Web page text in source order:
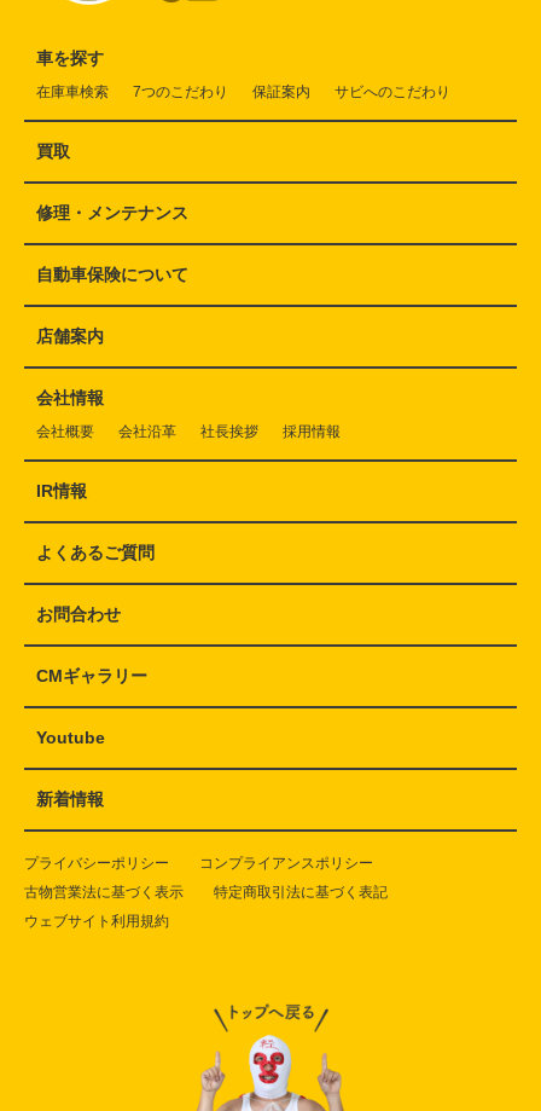
車を探す
在庫車検索 7つのこだわり 保証案内 サビへのこだわり
買取
修理・メンテナンス
自動車保険について
店舗案内
会社情報
会社概要 会社沿革 社長挨拶 採用情報
IR情報
よくあるご質問
お問合わせ
CMギャラリー
Youtube
新着情報
プライバシーポリシー
コンプライアンスポリシー
古物営業法に基づく表示
特定商取引法に基づく表記
ウェブサイト利用規約